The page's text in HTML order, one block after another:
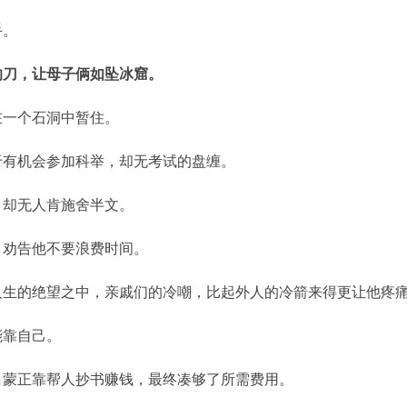
，让母子俩如坠冰窟。
个石洞中暂住。
机会参加科举，却无考试的盘缠。
无人肯施舍半文。
告他不要浪费时间。
的绝望之中，亲戚们的冷嘲，比起外人的冷箭来得更让他疼
自己。
正靠帮人抄书赚钱，最终凑够了所需费用。